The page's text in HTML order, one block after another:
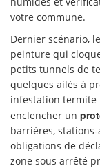
votre commune.
Dernier scénario,
peinture qui
petits tunnels de
quelques ailés à
infestation termite
enclencher un
barrières,
obligations de
zone sous arrêté